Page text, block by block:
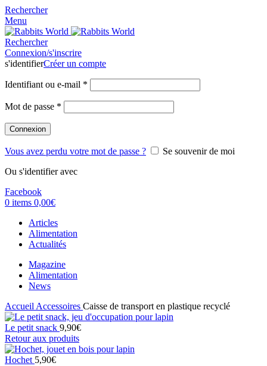
Rechercher
Menu
Rechercher
Connexion/s'inscrire
s'identifierCréer un compte
Identifiant ou e-mail *
Mot de passe *
Connexion
Vous avez perdu votre mot de passe ?
Se souvenir de moi
Ou s'identifier avec
Facebook
0 items 0,00€
Articles
Alimentation
Actualités
Magazine
Alimentation
News
Accueil Accessoires Caisse de transport en plastique recyclé
Le petit snack 9,90€
Retour aux produits
Hochet 5,90€